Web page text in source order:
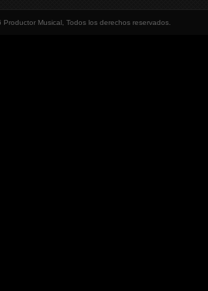
Musical, Todos los derechos reservados.